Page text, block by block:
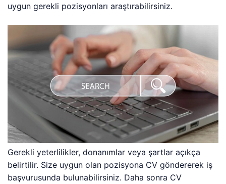
uygun gerekli pozisyonları araştırabilirsiniz.
Gerekli yeterlilikler, donanımlar veya şartlar açıkça
belirtilir. Size uygun olan pozisyona CV göndererek iş
başvurusunda bulunabilirsiniz. Daha sonra CV